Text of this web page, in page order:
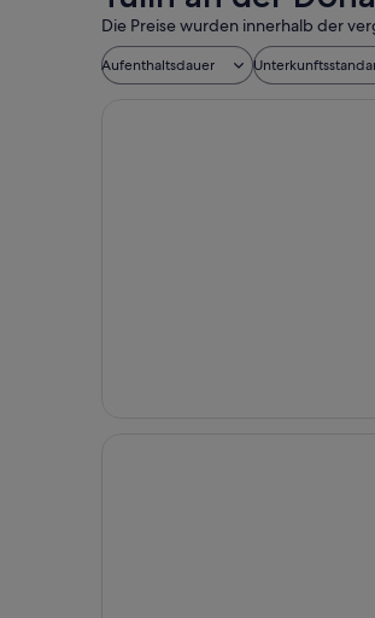
Die Preise wurden innerhalb der
Aufenthaltsdauer